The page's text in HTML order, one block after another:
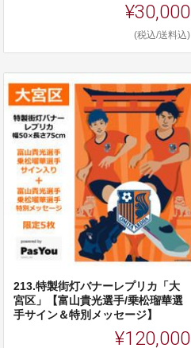
¥30,000
(税込/送料込)
213.特製街灯バナーレプリカ「大
宮区」【富山貴光選手/乗松瑠華選
手サイン＆特別メッセージ】
¥120,000